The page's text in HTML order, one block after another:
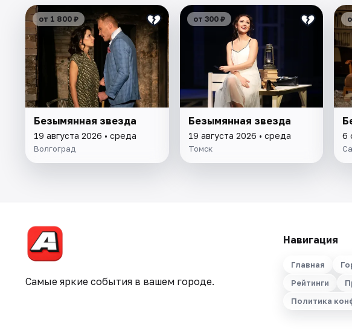
от 1 800 ₽
Безымянная звезда
19 августа 2026 • среда
Волгоград
от 300 ₽
Безымянная звезда
19 августа 2026 • среда
Томск
6
Самые яркие события в вашем городе.
Навигация
Главная
Рейтинги
Политика